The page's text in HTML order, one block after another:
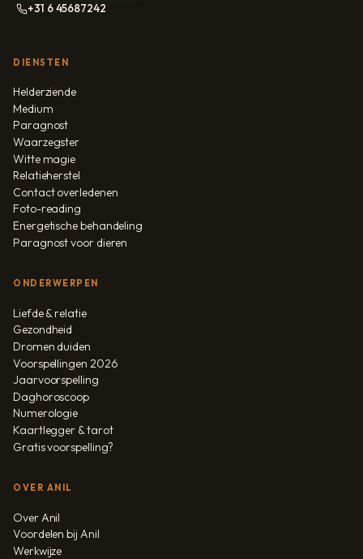
+31 6 45687242
DIENSTEN
Helderziende
Medium
Paragnost
Waarzegster
Witte magie
Relatieherstel
Contact overledenen
Foto-reading
Energetische behandeling
Paragnost voor dieren
ONDERWERPEN
Liefde & relatie
Gezondheid
Dromen duiden
Voorspellingen 2026
Jaarvoorspelling
Daghoroscoop
Numerologie
Kaartlegger & tarot
Gratis voorspelling?
OVER ANIL
Over Anil
Voordelen bij Anil
Werkwijze